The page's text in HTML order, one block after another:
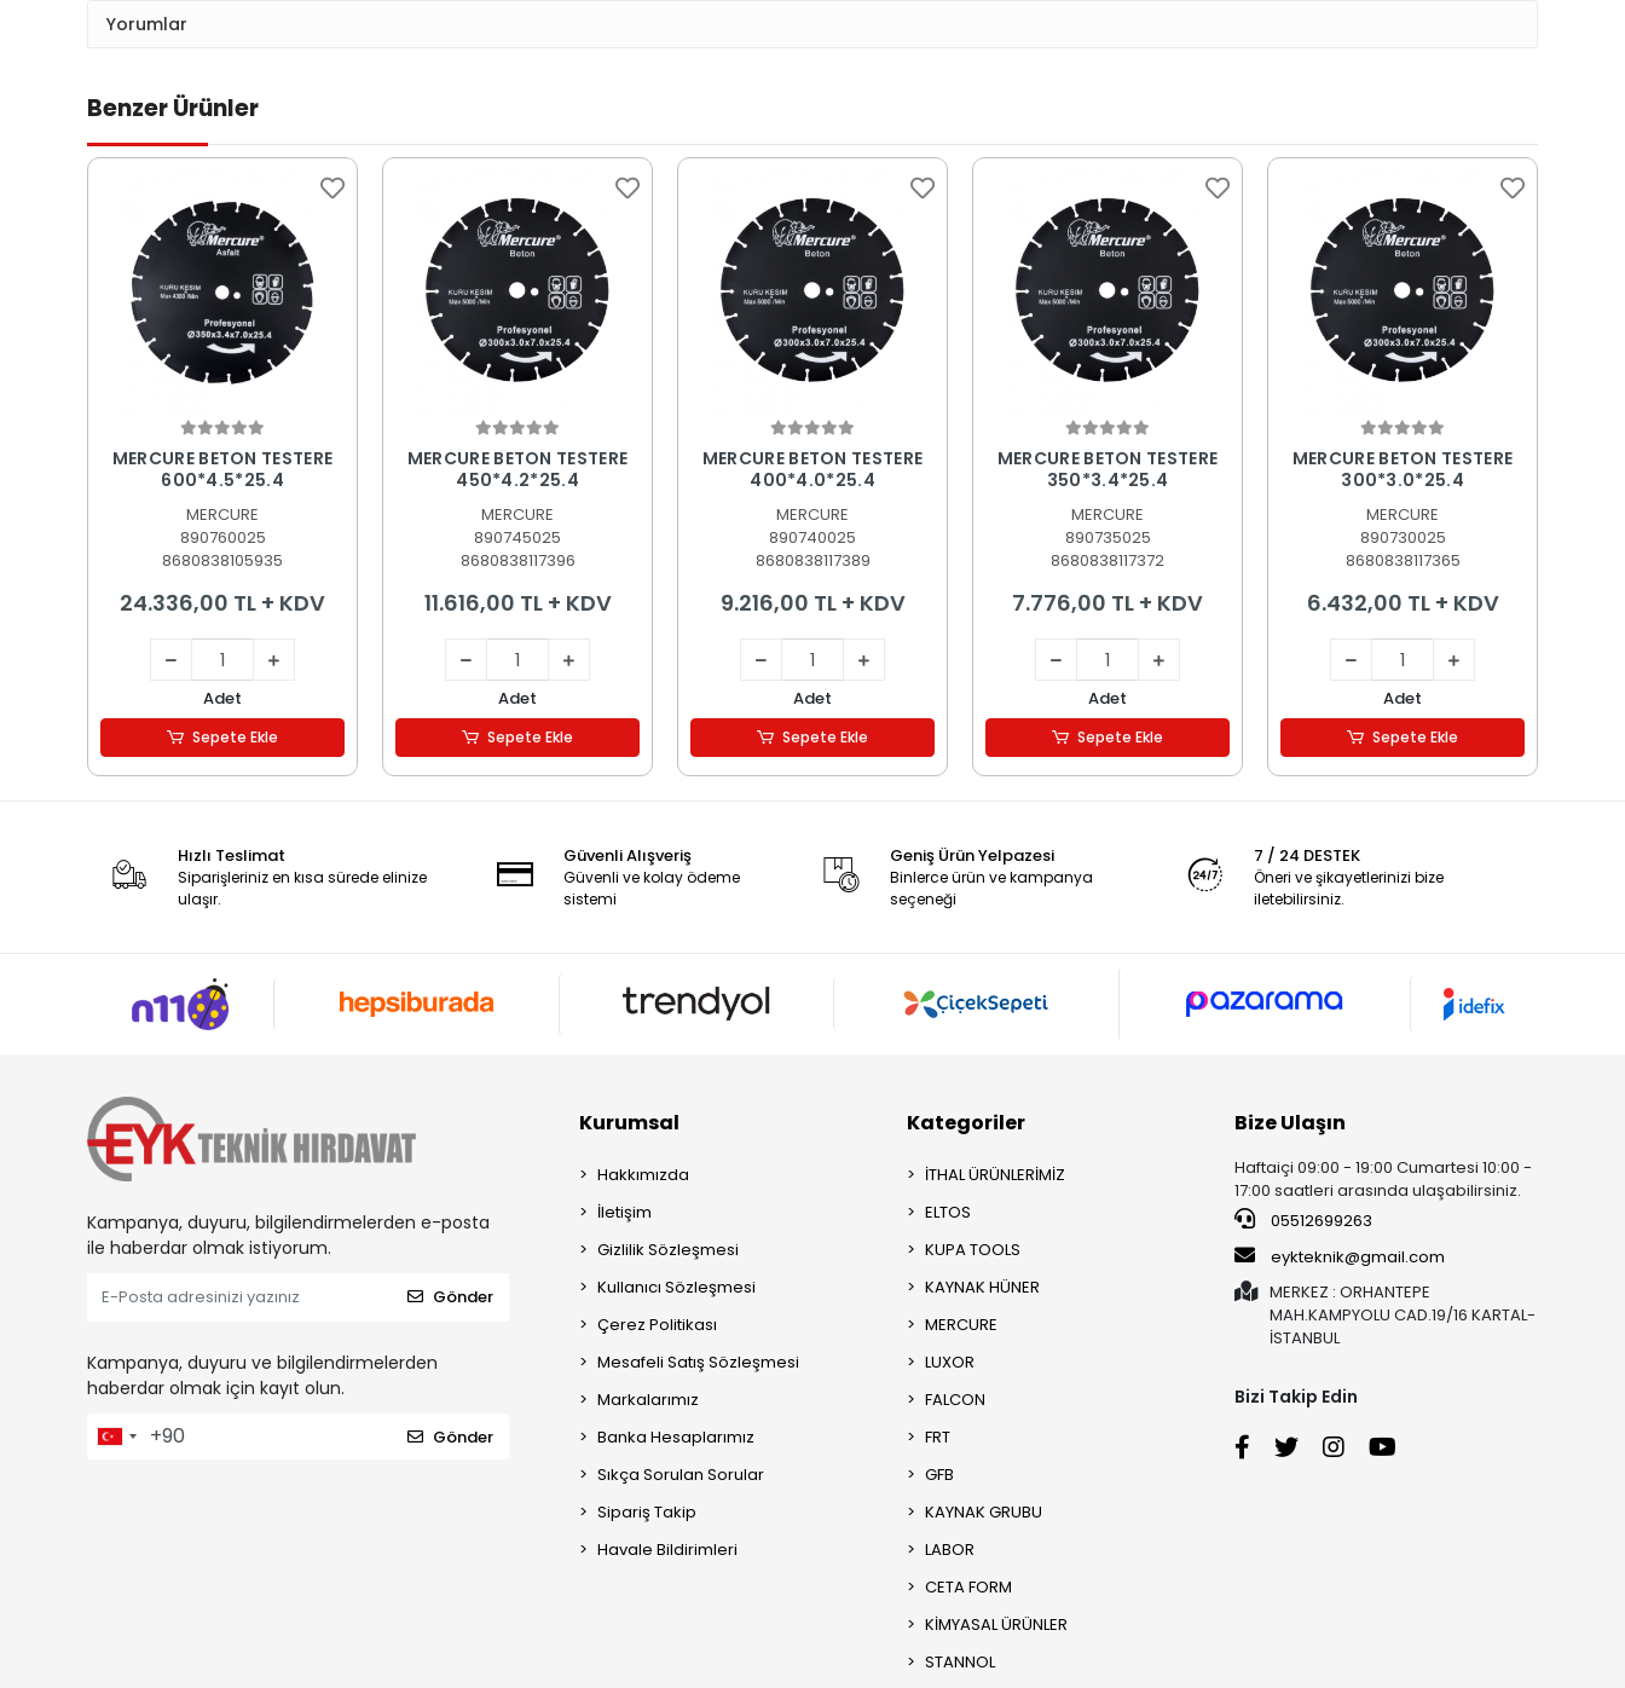
Yorumlar
Benzer Ürünler
MERCURE BETON TESTERE
600*4.5*25.4
MERCURE
890760025
8680838105935
24.336,00 TL + KDV
Adet
Sepete Ekle
MERCURE BETON TESTERE
450*4.2*25.4
MERCURE
890745025
8680838117396
11.616,00 TL + KDV
Adet
Sepete Ekle
MERCURE BETON TESTERE
400*4.0*25.4
MERCURE
890740025
8680838117389
9.216,00 TL + KDV
Adet
Sepete Ekle
MERCURE BETON TESTERE
350*3.4*25.4
MERCURE
890735025
8680838117372
7.776,00 TL + KDV
Adet
Sepete Ekle
MERCURE BETON TESTERE
300*3.0*25.4
MERCURE
890730025
8680838117365
6.432,00 TL + KDV
Adet
Sepete Ekle
Hızlı Teslimat
Siparişleriniz en kısa sürede elinize
ulaşır.
Güvenli Alışveriş
Güvenli ve kolay ödeme
sistemi
Geniş Ürün Yelpazesi
Binlerce ürün ve kampanya
seçeneği
7 / 24 DESTEK
Öneri ve şikayetlerinizi bize
iletebilirsiniz.
Kampanya, duyuru, bilgilendirmelerden e-posta
ile haberdar olmak istiyorum.
Gönder
Kampanya, duyuru ve bilgilendirmelerden
haberdar olmak için kayıt olun.
Gönder
Kurumsal
Hakkımızda
İletişim
Gizlilik Sözleşmesi
Kullanıcı Sözleşmesi
Çerez Politikası
Mesafeli Satış Sözleşmesi
Markalarımız
Banka Hesaplarımız
Sıkça Sorulan Sorular
Sipariş Takip
Havale Bildirimleri
Kategoriler
İTHAL ÜRÜNLERİMİZ
ELTOS
KUPA TOOLS
KAYNAK HÜNER
MERCURE
LUXOR
FALCON
FRT
GFB
KAYNAK GRUBU
LABOR
CETA FORM
KİMYASAL ÜRÜNLER
STANNOL
Bize Ulaşın
Haftaiçi 09:00 - 19:00 Cumartesi 10:00 -
17:00 saatleri arasında ulaşabilirsiniz.
05512699263
eykteknik@gmail.com
MERKEZ : ORHANTEPE
MAH.KAMPYOLU CAD.19/16 KARTAL-
İSTANBUL
Bizi Takip Edin